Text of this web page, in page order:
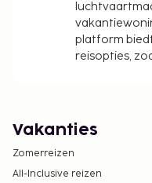
platform
reisopties,
Vakanties
Zomerreizen
All-Inclusive reizen